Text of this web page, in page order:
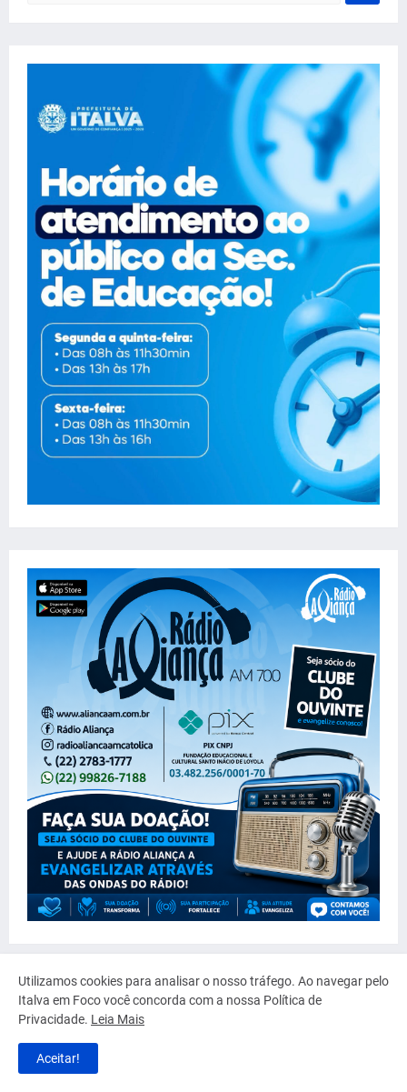
Utilizamos cookies para analisar o nosso tráfego. Ao navegar pelo
Italva em Foco você concorda com a nossa Política de
Privacidade. Leia Mais
Aceitar!